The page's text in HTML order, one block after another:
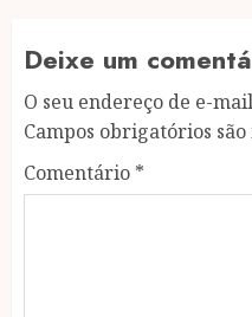
Deixe um
O seu endereço de e-
Campos obrigatórios
Comentário *